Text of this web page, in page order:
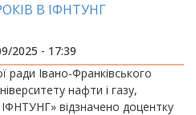
В ІФНТУНГ
2025 - 17:39
ради Івано-Франківського
нафти і газу,
відзначено доцентку